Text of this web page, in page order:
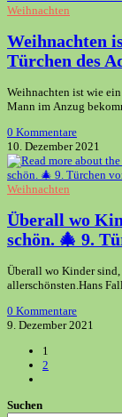
Weihnachten
Weihnachten
Türchen des
Weihnachten ist wie
Mann im Anzug
0 Kommentare
10. Dezember 2021
Weihnachten
Überall wo
schön. 🎄 9.
Überall wo Kinder sind,
allerschönsten.Hans
0 Kommentare
9. Dezember 2021
1
2
nächsten
Suchen